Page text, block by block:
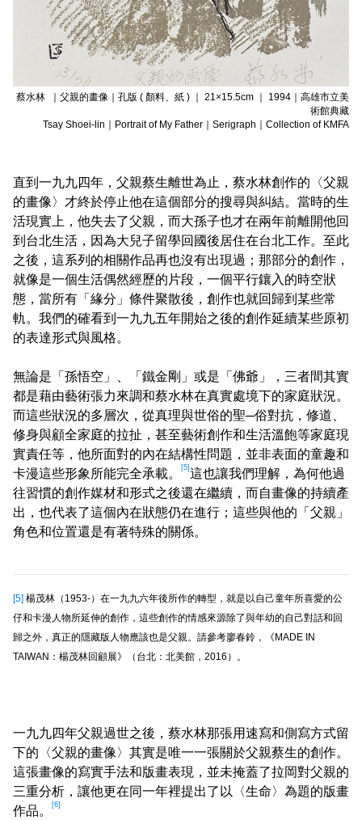
蔡水林 ｜父親的畫像｜孔版 ( 顏料、紙 ) ｜ 21×15.5cm ｜ 1994｜高雄市立美
術館典藏
Tsay Shoei-lin｜Portrait of My Father｜Serigraph｜Collection of KMFA
直到一九九四年，父親蔡生離世為止，蔡水林創作的〈父親
的畫像〉才終於停止他在這個部分的搜尋與糾結。當時的生
活現實上，他失去了父親，而大孫子也才在兩年前離開他回
到台北生活，因為大兒子留學回國後居住在台北工作。至此
之後，這系列的相關作品再也沒有出現過；那部分的創作，
就像是一個生活偶然經歷的片段，一個平行鑲入的時空狀
態，當所有「緣分」條件聚散後，創作也就回歸到某些常
軌。我們的確看到一九九五年開始之後的創作延續某些原初
的表達形式與風格。
無論是「孫悟空」、「鐵金剛」或是「佛爺」，三者間其實
都是藉由藝術張力來調和蔡水林在真實處境下的家庭狀況。
而這些狀況的多層次，從真理與世俗的聖─俗對抗，修道、
修身與顧全家庭的拉扯，甚至藝術創作和生活溫飽等家庭現
實責任等，他所面對的內在結構性問題，並非表面的童趣和
卡漫這些形象所能完全承載。
[5] 這也讓我們理解，為何他過
往習慣的創作媒材和形式之後還在繼續，而自畫像的持續產
出，也代表了這個內在狀態仍在進行；這些與他的「父親」
角色和位置還是有著特殊的關係。
[5] 楊茂林（1953-）在一九九六年後所作的轉型，就是以自己童年所喜愛的公
仔和卡漫人物所延伸的創作，這些創作的情感來源除了與年幼的自己對話和回
歸之外，真正的隱藏版人物應該也是父親。請參考廖春鈴，《MADE IN
TAIWAN：楊茂林回顧展》（台北：北美館，2016）。
一九九四年父親過世之後，蔡水林那張用速寫和側寫方式留
下的〈父親的畫像〉其實是唯一一張關於父親蔡生的創作。
這張畫像的寫實手法和版畫表現，並未掩蓋了拉岡對父親的
三重分析，讓他更在同一年裡提出了以〈生命〉為題的版畫
作品。
[6]